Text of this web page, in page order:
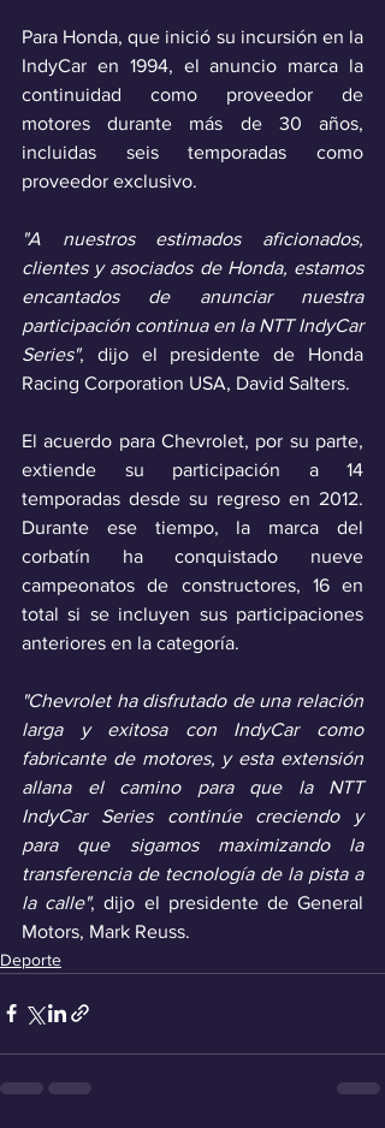
Para Honda, que inició su incursión en la
IndyCar en 1994, el anuncio marca la
continuidad como proveedor de
motores durante más de 30 años,
incluidas seis temporadas como
proveedor exclusivo.
"A nuestros estimados aficionados,
clientes y asociados de Honda, estamos
encantados de anunciar nuestra
participación continua en la NTT IndyCar
Series", dijo el presidente de Honda
Racing Corporation USA, David Salters.
El acuerdo para Chevrolet, por su parte,
extiende su participación a 14
temporadas desde su regreso en 2012.
Durante ese tiempo, la marca del
corbatín ha conquistado nueve
campeonatos de constructores, 16 en
total si se incluyen sus participaciones
anteriores en la categoría.
"Chevrolet ha disfrutado de una relación
larga y exitosa con IndyCar como
fabricante de motores, y esta extensión
allana el camino para que la NTT
IndyCar Series continúe creciendo y
para que sigamos maximizando la
transferencia de tecnología de la pista a
la calle", dijo el presidente de General
Motors, Mark Reuss.
Deporte